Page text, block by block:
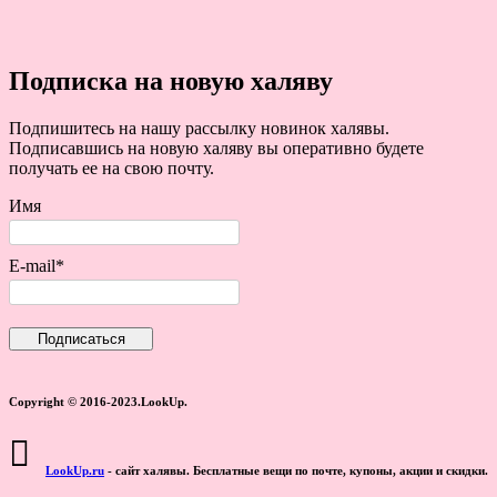
Подписка на новую халяву
Подпишитесь на нашу рассылку новинок халявы.
Подписавшись на новую халяву вы оперативно будете
получать ее на свою почту.
Имя
E-mail*
Copyright © 2016-2023.LookUp.
LookUp.ru - сайт халявы. Бесплатные вещи по почте, купоны, акции и скидки.